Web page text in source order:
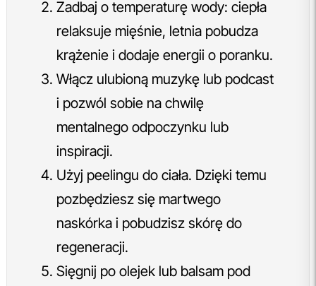
Zadbaj o temperaturę wody: ciepła
relaksuje mięśnie, letnia pobudza
krążenie i dodaje energii o poranku.
Włącz ulubioną muzykę lub podcast
i pozwól sobie na chwilę
mentalnego odpoczynku lub
inspiracji.
Użyj peelingu do ciała. Dzięki temu
pozbędziesz się martwego
naskórka i pobudzisz skórę do
regeneracji.
Sięgnij po olejek lub balsam pod